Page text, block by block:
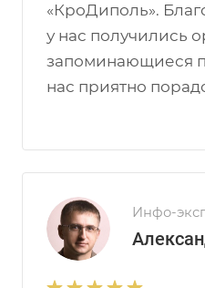
«КроДиполь».
у нас получились
запоминающиеся
нас приятно
Инфо-